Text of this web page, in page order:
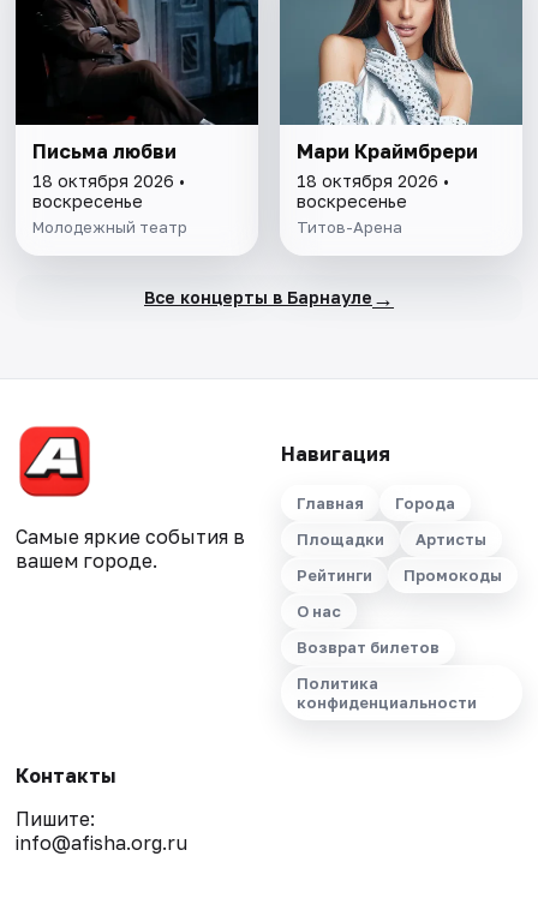
Письма любви
18 октября 2026 •
воскресенье
Молодежный театр
Мари Краймбрери
18 октября 2026 •
воскресенье
Титов-Арена
Все концерты в Барнауле →
Самые яркие события в
вашем городе.
Навигация
Главная
Города
Площадки
Артисты
Рейтинги
Промокоды
О нас
Возврат билетов
Политика
конфиденциальности
Контакты
Пишите:
info@afisha.org.ru